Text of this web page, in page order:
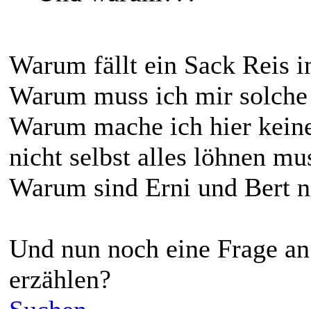
Warum fällt ein Sack Reis
Warum muss ich mir
Warum mache ich hier
nicht selbst alles löhnen
Warum sind Erni und Bert
Und nun noch eine Frage
erzählen?